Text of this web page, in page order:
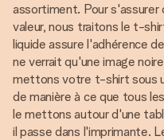
assortiment. Pour
valeur, nous traitons le t-
liquide assure l'adhérence
ne verrait qu'une image
mettons votre t-shirt sous
de manière à ce que tous
le mettons autour d'une
il passe dans l'imprimante.